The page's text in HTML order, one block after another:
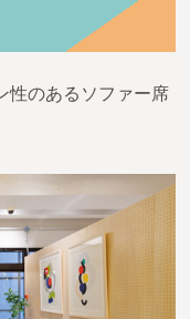
性のあるソファー席